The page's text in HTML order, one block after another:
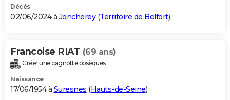
Décès
02/06/2024 à Joncherey(Territoire de Belfort)
Francoise RIAT (69 ans)
Créer une cagnotte obsèques
Naissance
17/06/1954 à Suresnes (Hauts-de-Seine)